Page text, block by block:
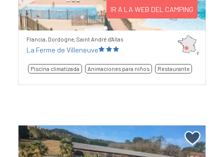
IR A LA WEB DEL CAMPING
Francia, Dordogne, Saint André d'Allas
La Ferme de Villeneuve
Piscina climatizada Animaciones para niños Restaurante